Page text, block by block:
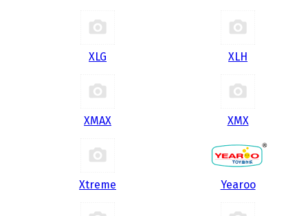
XLG XLH
XMAX XMX
Xtreme Yearoo